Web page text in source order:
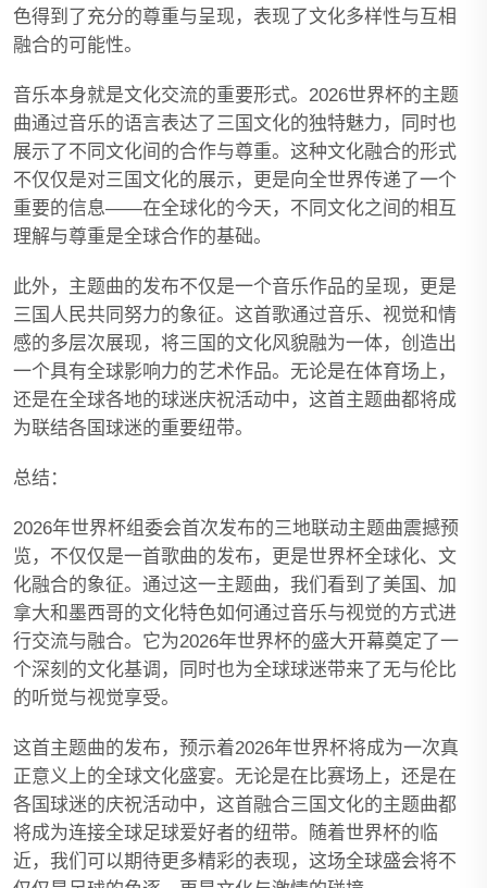
色得到了充分的尊重与呈现，表现了文化多样性与互相
融合的可能性。
音乐本身就是文化交流的重要形式。2026世界杯的主题
曲通过音乐的语言表达了三国文化的独特魅力，同时也
展示了不同文化间的合作与尊重。这种文化融合的形式
不仅仅是对三国文化的展示，更是向全世界传递了一个
重要的信息——在全球化的今天，不同文化之间的相互
理解与尊重是全球合作的基础。
此外，主题曲的发布不仅是一个音乐作品的呈现，更是
三国人民共同努力的象征。这首歌通过音乐、视觉和情
感的多层次展现，将三国的文化风貌融为一体，创造出
一个具有全球影响力的艺术作品。无论是在体育场上，
还是在全球各地的球迷庆祝活动中，这首主题曲都将成
为联结各国球迷的重要纽带。
总结：
2026年世界杯组委会首次发布的三地联动主题曲震撼预
览，不仅仅是一首歌曲的发布，更是世界杯全球化、文
化融合的象征。通过这一主题曲，我们看到了美国、加
拿大和墨西哥的文化特色如何通过音乐与视觉的方式进
行交流与融合。它为2026年世界杯的盛大开幕奠定了一
个深刻的文化基调，同时也为全球球迷带来了无与伦比
的听觉与视觉享受。
这首主题曲的发布，预示着2026年世界杯将成为一次真
正意义上的全球文化盛宴。无论是在比赛场上，还是在
各国球迷的庆祝活动中，这首融合三国文化的主题曲都
将成为连接全球足球爱好者的纽带。随着世界杯的临
近，我们可以期待更多精彩的表现，这场全球盛会将不